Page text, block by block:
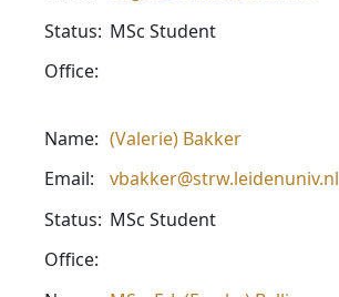
Status: MSc Student
Office:
Name: (Valerie) Bakker
Email:
vbakker@strw.leidenuniv.nl
Status: MSc Student
Office: